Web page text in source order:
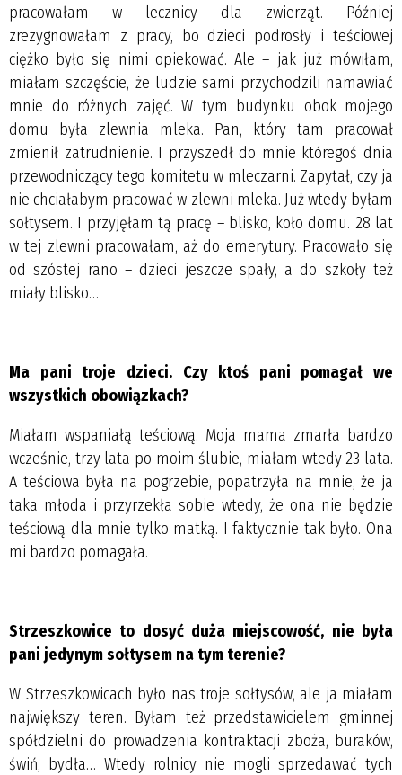
pracowałam w lecznicy dla zwierząt. Później
zrezygnowałam z pracy, bo dzieci podrosły i teściowej
ciężko było się nimi opiekować. Ale – jak już mówiłam,
miałam szczęście, że ludzie sami przychodzili namawiać
mnie do różnych zajęć. W tym budynku obok mojego
domu była zlewnia mleka. Pan, który tam pracował
zmienił zatrudnienie. I przyszedł do mnie któregoś dnia
przewodniczący tego komitetu w mleczarni. Zapytał, czy ja
nie chciałabym pracować w zlewni mleka. Już wtedy byłam
sołtysem. I przyjęłam tą pracę – blisko, koło domu. 28 lat
w tej zlewni pracowałam, aż do emerytury. Pracowało się
od szóstej rano – dzieci jeszcze spały, a do szkoły też
miały blisko…
Ma pani troje dzieci. Czy ktoś pani pomagał we
wszystkich obowiązkach?
Miałam wspaniałą teściową. Moja mama zmarła bardzo
wcześnie, trzy lata po moim ślubie, miałam wtedy 23 lata.
A teściowa była na pogrzebie, popatrzyła na mnie, że ja
taka młoda i przyrzekła sobie wtedy, że ona nie będzie
teściową dla mnie tylko matką. I faktycznie tak było. Ona
mi bardzo pomagała.
Strzeszkowice to dosyć duża miejscowość, nie była
pani jedynym sołtysem na tym terenie?
W Strzeszkowicach było nas troje sołtysów, ale ja miałam
największy teren. Byłam też przedstawicielem gminnej
spółdzielni do prowadzenia kontraktacji zboża, buraków,
świń, bydła… Wtedy rolnicy nie mogli sprzedawać tych